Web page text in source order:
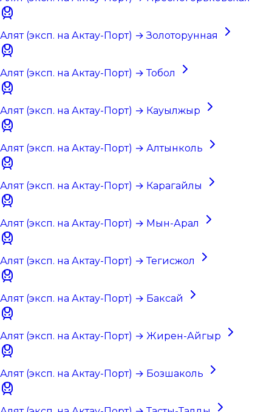
Алят (эксп. на Актау-Порт) → Золоторунная
Алят (эксп. на Актау-Порт) → Тобол
Алят (эксп. на Актау-Порт) → Кауылжыр
Алят (эксп. на Актау-Порт) → Алтынколь
Алят (эксп. на Актау-Порт) → Карагайлы
Алят (эксп. на Актау-Порт) → Мын-Арал
Алят (эксп. на Актау-Порт) → Тегисжол
Алят (эксп. на Актау-Порт) → Баксай
Алят (эксп. на Актау-Порт) → Жирен-Айгыр
Алят (эксп. на Актау-Порт) → Бозшаколь